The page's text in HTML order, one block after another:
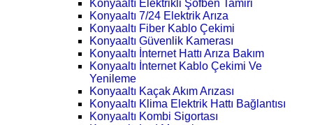
Konyaaltı Elektrikli Şofben Tamiri
Konyaaltı 7/24 Elektrik Arıza
Konyaaltı Fiber Kablo Çekimi
Konyaaltı Güvenlik Kamerası
Konyaaltı İnternet Hattı Arıza Bakım
Konyaaltı İnternet Kablo Çekimi Ve
Yenileme
Konyaaltı Kaçak Akım Arızası
Konyaaltı Klima Elektrik Hattı Bağlantısı
Konyaaltı Kombi Sigortası